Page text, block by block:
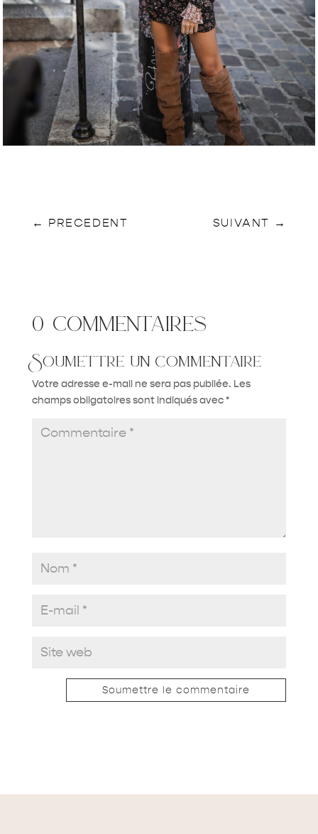
← PRECEDENT SUIVANT →
0 commentaires
Soumettre un commentaire
Votre adresse e-mail ne sera pas publiée. Les
champs obligatoires sont indiqués avec*
Soumettre le commentaire